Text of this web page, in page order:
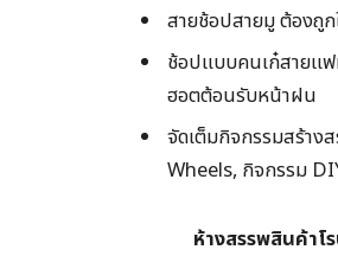
สายช้อปสายมู ต้องถู
ช้อปแบบคนเก๋สายแ
ฮอตต้อนรับหน้าฝน
จัดเต็มกิจกรรมสร้าง
Wheels, กิจกรรม
ห้างสรรพสินค้าโรบิน